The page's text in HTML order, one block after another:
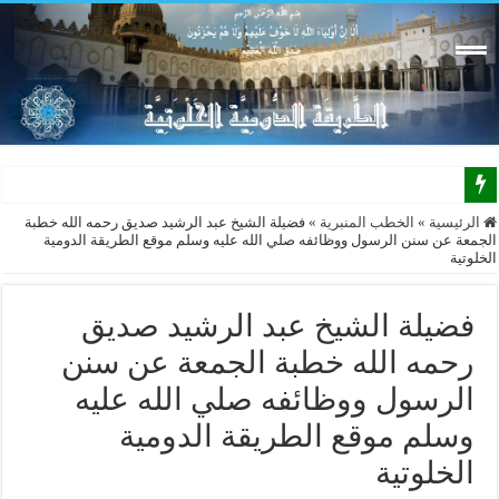
الرئيسية » الخطب المنبرية » فضيلة الشيخ عبد الرشيد صديق رحمه الله خطبة
الجمعة عن سنن الرسول ووظائفه صلي الله عليه وسلم موقع الطريقة الدومية
الخلوتية
فضيلة الشيخ عبد الرشيد صديق
رحمه الله خطبة الجمعة عن سنن
الرسول ووظائفه صلي الله عليه
وسلم موقع الطريقة الدومية
الخلوتية